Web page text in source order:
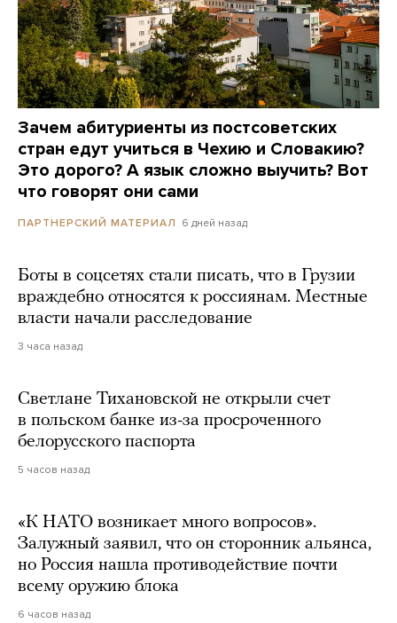
Зачем абитуриенты из постсоветских
стран едут учиться в Чехию и Словакию?
Это дорого? А язык сложно выучить? Вот
что говорят они сами
ПАРТНЕРСКИЙ МАТЕРИАЛ 6 дней назад
Боты в соцсетях стали писать, что в Грузии
враждебно относятся к россиянам. Местные
власти начали расследование
3 часа назад
Светлане Тихановской не открыли счет
в польском банке из-за просроченного
белорусского паспорта
5 часов назад
«К НАТО возникает много вопросов».
Залужный заявил, что он сторонник альянса,
но Россия нашла противодействие почти
всему оружию блока
6 часов назад